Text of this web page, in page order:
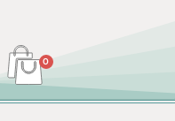
0